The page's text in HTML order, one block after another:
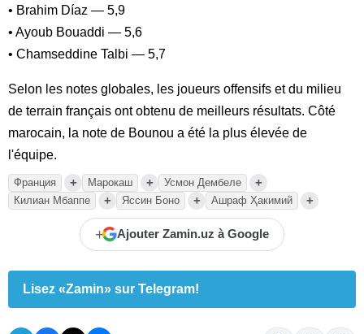
• Brahim Díaz — 5,9
• Ayoub Bouaddi — 5,6
• Chamseddine Talbi — 5,7
Selon les notes globales, les joueurs offensifs et du milieu
de terrain français ont obtenu de meilleurs résultats. Côté
marocain, la note de Bounou a été la plus élevée de
l'équipe.
Франция + Марокаш + Усмон Дембеле +
Килиан Мбаппе + Яссин Боно + Ашраф Ҳакимий +
+ Ajouter Zamin.uz à Google
Lisez «Zamin» sur Telegram!